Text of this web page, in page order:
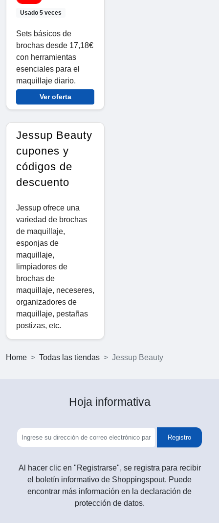
Usado 5 veces
Sets básicos de
brochas desde 17,18€
con herramientas
esenciales para el
maquillaje diario.
Ver oferta
Jessup Beauty
cupones y
códigos de
descuento
Jessup ofrece una
variedad de brochas
de maquillaje,
esponjas de
maquillaje,
limpiadores de
brochas de
maquillaje, neceseres,
organizadores de
maquillaje, pestañas
postizas, etc.
Home Todas las tiendas Jessup Beauty
Hoja informativa
Registro
Al hacer clic en "Registrarse", se registra para recibir
el boletín informativo de Shoppingspout. Puede
encontrar más información en la declaración de
protección de datos.